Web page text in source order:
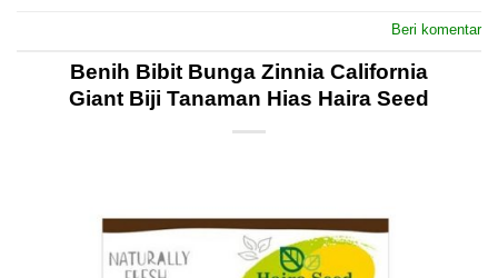
Beri komentar
Benih Bibit Bunga Zinnia California
Giant Biji Tanaman Hias Haira Seed